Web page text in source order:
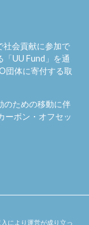
社会貢献に参加で
「UU Fund 」を通
団体に寄付する取
のための移動に伴
ーボン・オフセッ
により運営が成り立っ